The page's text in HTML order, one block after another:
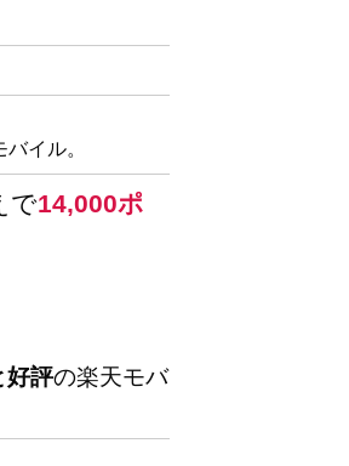
イル。
で14,000ポ
好評の楽天モバ